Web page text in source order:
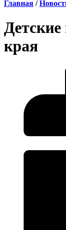
Главная /
Детские
края